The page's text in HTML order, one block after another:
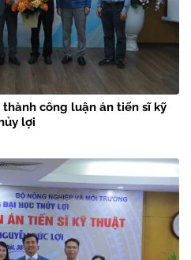
thành công luận án tiến sĩ kỹ
lợi